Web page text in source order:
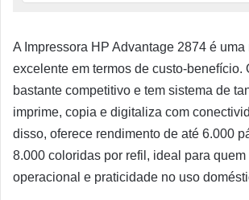
A Impressora HP Advantage 2874 é uma
excelente em termos de custo-benefício.
bastante competitivo e tem sistema de
imprime, copia e digitaliza com
disso, oferece rendimento de até 6.000
8.000 coloridas por refil, ideal para
operacional e praticidade no uso